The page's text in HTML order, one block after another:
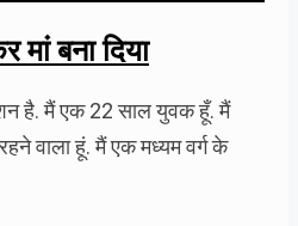
मां बना दिया
है. मैं एक 22 साल युवक हूँ. मैं
वाला हूं. मैं एक मध्यम वर्ग के